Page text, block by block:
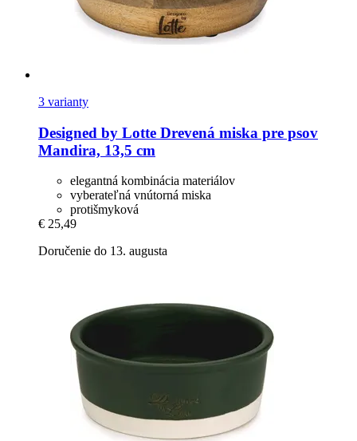
3 varianty
Designed by Lotte Drevená miska pre psov
Mandira, 13,5 cm
elegantná kombinácia materiálov
vyberateľná vnútorná miska
protišmyková
€ 25,49
Doručenie do 13. augusta